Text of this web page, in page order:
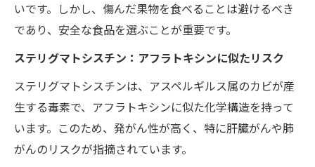
いです。しかし、傷んだ果物を食べることは避けるべき
であり、安全な食品を選ぶことが重要です。
ステリグマトシスチン：アフラトキシンに似たリスク
ステリグマトシスチンは、アスペルギルス属のカビが産
生する毒素で、アフラトキシンに似た化学構造を持って
います。このため、発がん性が高く、特に肝臓がんや肺
がんのリスクが指摘されています。